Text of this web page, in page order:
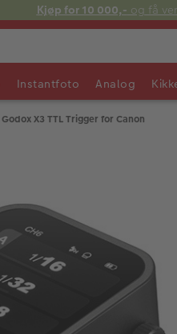
Kjøp for 10 000,- og få
Instantfoto Analog
Godox X3 TTL Trigger for Canon